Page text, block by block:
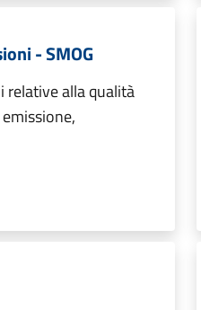
- SMOG
relative alla qualità